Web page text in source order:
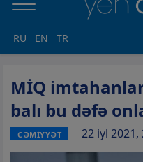
RU EN TR
MİQ
balı bu dəfə
CƏMİYYƏT 22 iyl 2021,